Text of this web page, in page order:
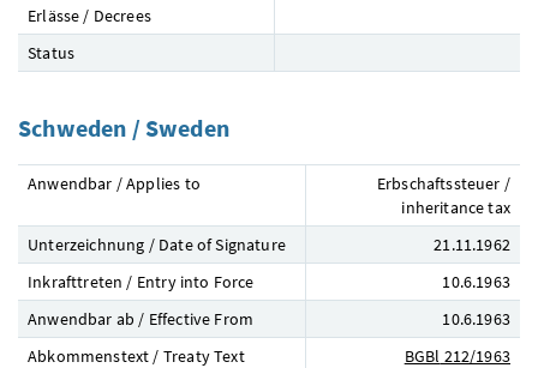
Erlässe / Decrees
Status
Schweden / Sweden
Anwendbar / Applies to
Erbschaftssteuer /
inheritance tax
Unterzeichnung / Date of Signature
21.11.1962
Inkrafttreten / Entry into Force
10.6.1963
Anwendbar ab / Effective From
10.6.1963
Abkommenstext / Treaty Text
BGBl 212/1963